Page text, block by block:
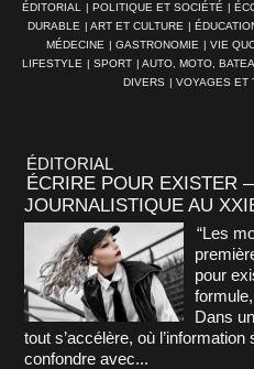
ÉDITORIAL | POLITIQUE ET SOCIÉTÉ |
DURABLE | ART ET CULTURE |
MÉDECINE | GASTRONOMIE | VIE
LIFESTYLE | SPORT | AUTO, MOTO,
DIVERS | VOYAGES ET
ÉDITORIAL
ÉCRIRE POUR EXISTER
JOURNALISTIQUE AU
“Les
pour
Dans
tout s’accélère, où
confondre avec...